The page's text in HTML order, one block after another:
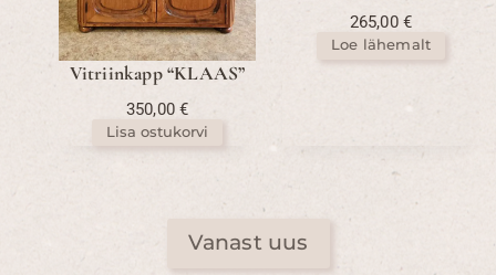
Vitriinkapp “KLAAS”
350,00€
Lisa ostukorvi
265,00€
Loe lähemalt
Vanast uus